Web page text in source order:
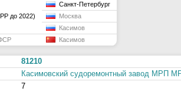
до 2022)
Санкт-Петербург
Москва
Касимов
Касимов
81210
Касимовский судоремонтный завод МРП
7